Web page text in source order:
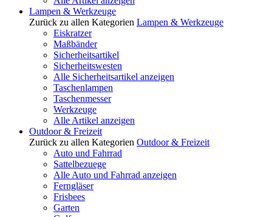
Lampen & Werkzeuge
Zurück zu allen Kategorien Lampen & Werkzeuge
Eiskratzer
Maßbänder
Sicherheitsartikel
Sicherheitswesten
Alle Sicherheitsartikel anzeigen
Taschenlampen
Taschenmesser
Werkzeuge
Alle Artikel anzeigen
Outdoor & Freizeit
Zurück zu allen Kategorien Outdoor & Freizeit
Auto und Fahrrad
Sattelbezuege
Alle Auto und Fahrrad anzeigen
Ferngläser
Frisbees
Garten